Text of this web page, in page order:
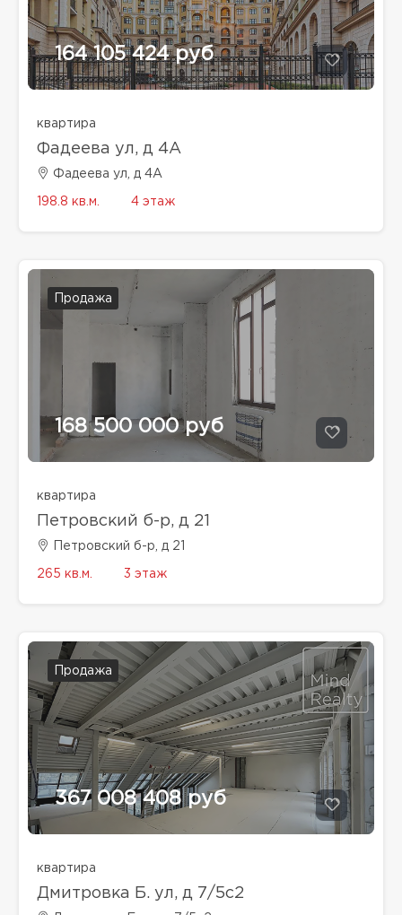
164 105 424 руб
квартира
Фадеева ул, д 4A
Фадеева ул, д 4A
198.8 кв.м. 4 этаж
Продажа
168 500 000 руб
квартира
Петровский б-р, д 21
Петровский б-р, д 21
265 кв.м. 3 этаж
Продажа
367 008 408 руб
квартира
Дмитровка Б. ул, д 7/5с2